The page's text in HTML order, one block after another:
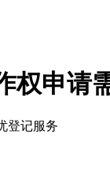
权申请
登记服务